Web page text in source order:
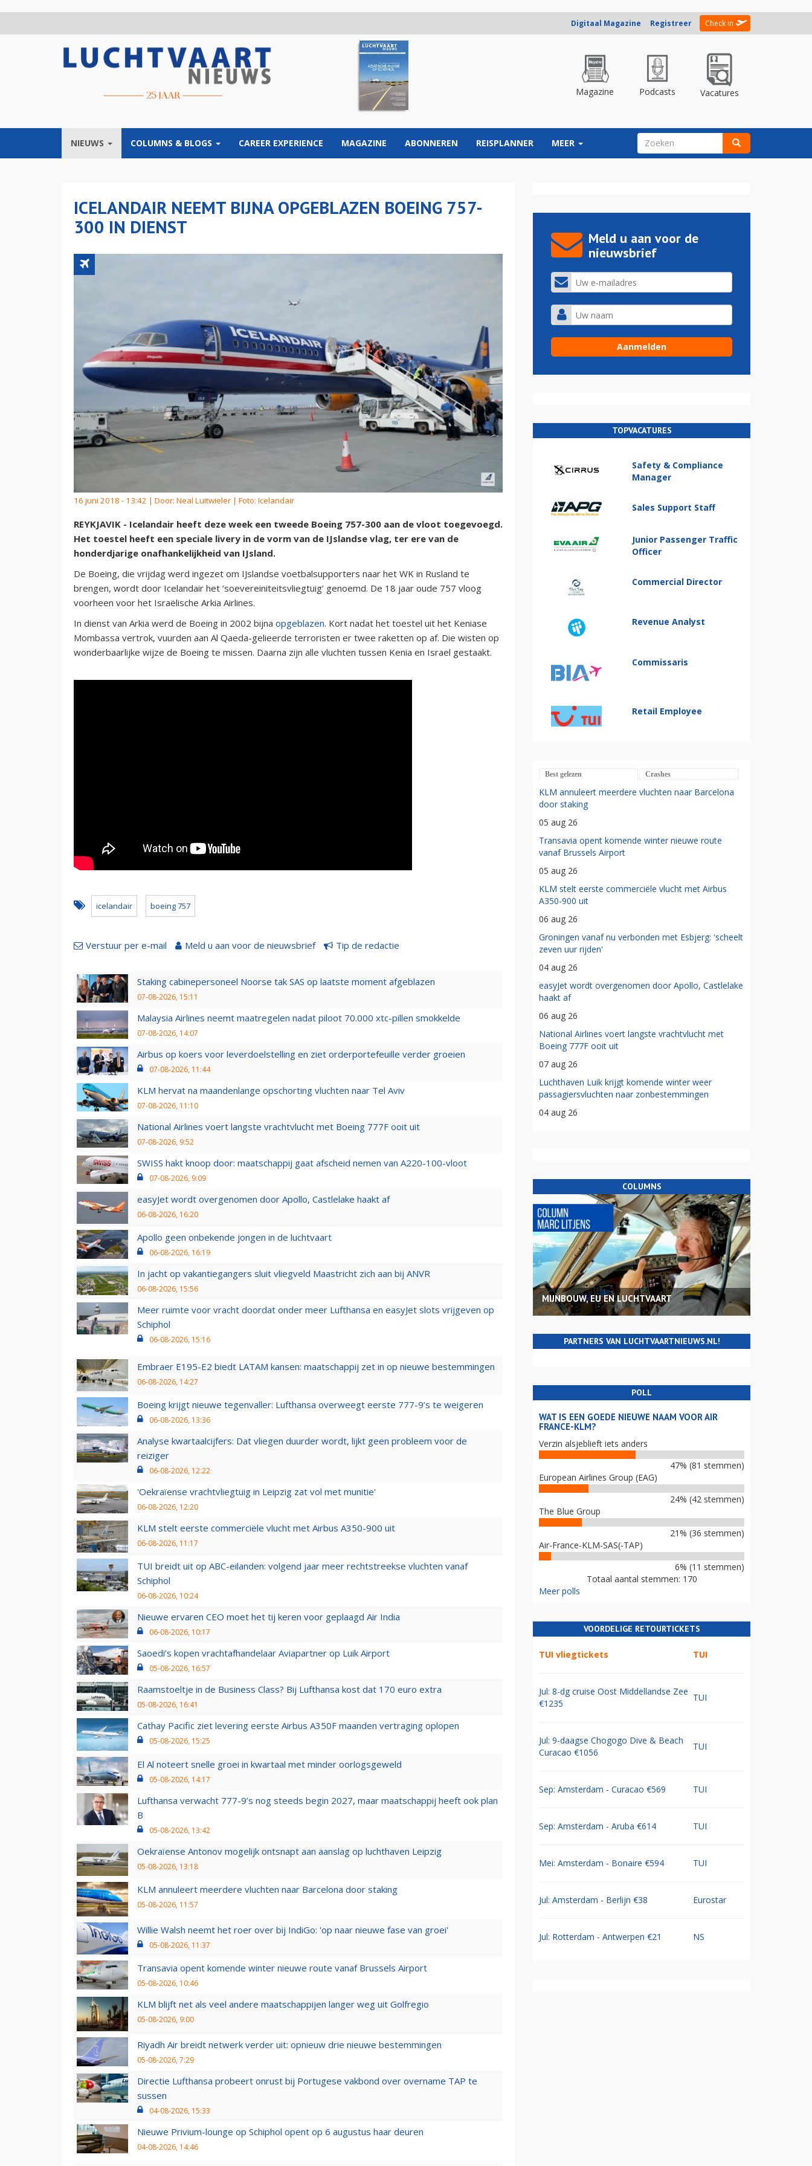
Digitaal Magazine Registreer Check in
Magazine Podcasts Vacatures
NIEUWS COLUMNS & BLOGS CAREER EXPERIENCE MAGAZINE ABONNEREN REISPLANNER MEER ZOEKVELD
ICELANDAIR NEEMT BIJNA OPGEBLAZEN BOEING 757-
300 IN DIENST
16 juni 2018 - 13:42 | Door: Neal Luitwieler | Foto: Icelandair
REYKJAVIK - Icelandair heeft deze week een tweede Boeing 757-300 aan de vloot toegevoegd.
Het toestel heeft een speciale livery in de vorm van de IJslandse vlag, ter ere van de
honderdjarige onafhankelijkheid van IJsland.
De Boeing, die vrijdag werd ingezet om IJslandse voetbalsupporters naar het WK in Rusland te
brengen, wordt door Icelandair het ‘soevereiniteitsvliegtuig’ genoemd. De 18 jaar oude 757 vloog
voorheen voor het Israëlische Arkia Airlines.
In dienst van Arkia werd de Boeing in 2002 bijna opgeblazen. Kort nadat het toestel uit het Keniase
Mombassa vertrok, vuurden aan Al Qaeda-gelieerde terroristen er twee raketten op af. Die wisten op
wonderbaarlijke wijze de Boeing te missen. Daarna zijn alle vluchten tussen Kenia en Israel gestaakt.
icelandair boeing 757
Verstuur per e-mail Meld u aan voor de nieuwsbrief Tip de redactie
Staking cabinepersoneel Noorse tak SAS op laatste moment afgeblazen
07-08-2026, 15:11
Malaysia Airlines neemt maatregelen nadat piloot 70.000 xtc-pillen smokkelde
07-08-2026, 14:07
Airbus op koers voor leverdoelstelling en ziet orderportefeuille verder groeien
07-08-2026, 11:44
KLM hervat na maandenlange opschorting vluchten naar Tel Aviv
07-08-2026, 11:10
National Airlines voert langste vrachtvlucht met Boeing 777F ooit uit
07-08-2026, 9:52
SWISS hakt knoop door: maatschappij gaat afscheid nemen van A220-100-vloot
07-08-2026, 9:09
easyJet wordt overgenomen door Apollo, Castlelake haakt af
06-08-2026, 16:20
Apollo geen onbekende jongen in de luchtvaart
06-08-2026, 16:19
In jacht op vakantiegangers sluit vliegveld Maastricht zich aan bij ANVR
06-08-2026, 15:56
Meer ruimte voor vracht doordat onder meer Lufthansa en easyJet slots vrijgeven op
Schiphol
06-08-2026, 15:16
Embraer E195-E2 biedt LATAM kansen: maatschappij zet in op nieuwe bestemmingen
06-08-2026, 14:27
Boeing krijgt nieuwe tegenvaller: Lufthansa overweegt eerste 777-9’s te weigeren
06-08-2026, 13:36
Analyse kwartaalcijfers: Dat vliegen duurder wordt, lijkt geen probleem voor de
reiziger
06-08-2026, 12:22
'Oekraïense vrachtvliegtuig in Leipzig zat vol met munitie'
06-08-2026, 12:20
KLM stelt eerste commerciële vlucht met Airbus A350-900 uit
06-08-2026, 11:17
TUI breidt uit op ABC-eilanden: volgend jaar meer rechtstreekse vluchten vanaf
Schiphol
06-08-2026, 10:24
Nieuwe ervaren CEO moet het tij keren voor geplaagd Air India
06-08-2026, 10:17
Saoedi’s kopen vrachtafhandelaar Aviapartner op Luik Airport
05-08-2026, 16:57
Raamstoeltje in de Business Class? Bij Lufthansa kost dat 170 euro extra
05-08-2026, 16:41
Cathay Pacific ziet levering eerste Airbus A350F maanden vertraging oplopen
05-08-2026, 15:25
El Al noteert snelle groei in kwartaal met minder oorlogsgeweld
05-08-2026, 14:17
Lufthansa verwacht 777-9’s nog steeds begin 2027, maar maatschappij heeft ook plan
B
05-08-2026, 13:42
Oekraïense Antonov mogelijk ontsnapt aan aanslag op luchthaven Leipzig
05-08-2026, 13:18
KLM annuleert meerdere vluchten naar Barcelona door staking
05-08-2026, 11:57
Willie Walsh neemt het roer over bij IndiGo: 'op naar nieuwe fase van groei'
05-08-2026, 11:37
Transavia opent komende winter nieuwe route vanaf Brussels Airport
05-08-2026, 10:46
KLM blijft net als veel andere maatschappijen langer weg uit Golfregio
05-08-2026, 9:00
Riyadh Air breidt netwerk verder uit: opnieuw drie nieuwe bestemmingen
05-08-2026, 7:29
Directie Lufthansa probeert onrust bij Portugese vakbond over overname TAP te
sussen
04-08-2026, 15:33
Nieuwe Privium-lounge op Schiphol opent op 6 augustus haar deuren
04-08-2026, 14:46
Meld u aan voor de
nieuwsbrief
TOPVACATURES
Safety & Compliance
Manager
Sales Support Staff
Junior Passenger Traffic
Officer
Commercial Director
Revenue Analyst
Commissaris
Retail Employee
Best gelezen Crashes
KLM annuleert meerdere vluchten naar Barcelona
door staking
05 aug 26
Transavia opent komende winter nieuwe route
vanaf Brussels Airport
05 aug 26
KLM stelt eerste commerciële vlucht met Airbus
A350-900 uit
06 aug 26
Groningen vanaf nu verbonden met Esbjerg: 'scheelt
zeven uur rijden'
04 aug 26
easyJet wordt overgenomen door Apollo, Castlelake
haakt af
06 aug 26
National Airlines voert langste vrachtvlucht met
Boeing 777F ooit uit
07 aug 26
Luchthaven Luik krijgt komende winter weer
passagiersvluchten naar zonbestemmingen
04 aug 26
COLUMNS
MIJNBOUW, EU EN LUCHTVAART
PARTNERS VAN LUCHTVAARTNIEUWS.NL!
POLL
WAT IS EEN GOEDE NIEUWE NAAM VOOR AIR
FRANCE-KLM?
Verzin alsjeblieft iets anders
47% (81 stemmen)
European Airlines Group (EAG)
24% (42 stemmen)
The Blue Group
21% (36 stemmen)
Air-France-KLM-SAS(-TAP)
6% (11 stemmen)
Totaal aantal stemmen: 170
Meer polls
VOORDELIGE RETOURTICKETS
TUI vliegtickets TUI
Jul: 8-dg cruise Oost Middellandse Zee
€1235
TUI
Jul: 9-daagse Chogogo Dive & Beach
Curacao €1056
TUI
Sep: Amsterdam - Curacao €569 TUI
Sep: Amsterdam - Aruba €614 TUI
Mei: Amsterdam - Bonaire €594 TUI
Jul: Amsterdam - Berlijn €38 Eurostar
Jul: Rotterdam - Antwerpen €21 NS